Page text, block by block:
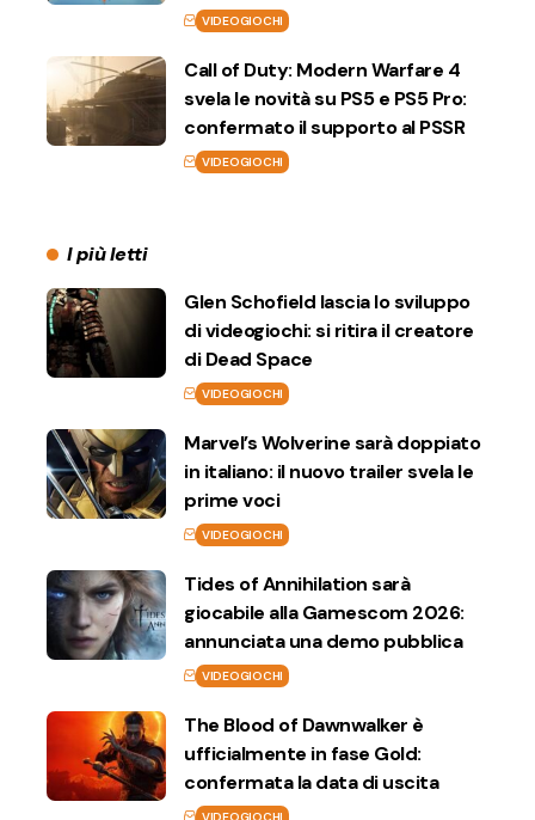
VIDEOGIOCHI
Call of Duty: Modern Warfare 4
svela le novità su PS5 e PS5 Pro:
confermato il supporto al PSSR
VIDEOGIOCHI
I più letti
Glen Schofield lascia lo sviluppo
di videogiochi: si ritira il creatore
di Dead Space
VIDEOGIOCHI
Marvel’s Wolverine sarà doppiato
in italiano: il nuovo trailer svela le
prime voci
VIDEOGIOCHI
Tides of Annihilation sarà
giocabile alla Gamescom 2026:
annunciata una demo pubblica
VIDEOGIOCHI
The Blood of Dawnwalker è
ufficialmente in fase Gold:
confermata la data di uscita
VIDEOGIOCHI